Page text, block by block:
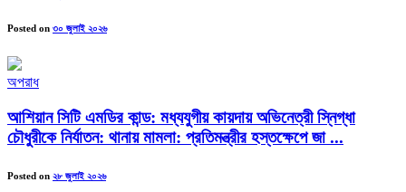
Posted on ৩০ জুলাই ২০২৬
অপরাধ
আশিয়ান সিটি এমডির কান্ড: মধ্যযুগীয় কায়দায় অভিনেত্রী স্নিগ্ধা
চৌধুরীকে নির্যাতন: থানায় মামলা: প্রতিমন্ত্রীর হস্তক্ষেপে জা ...
Posted on ২৮ জুলাই ২০২৬